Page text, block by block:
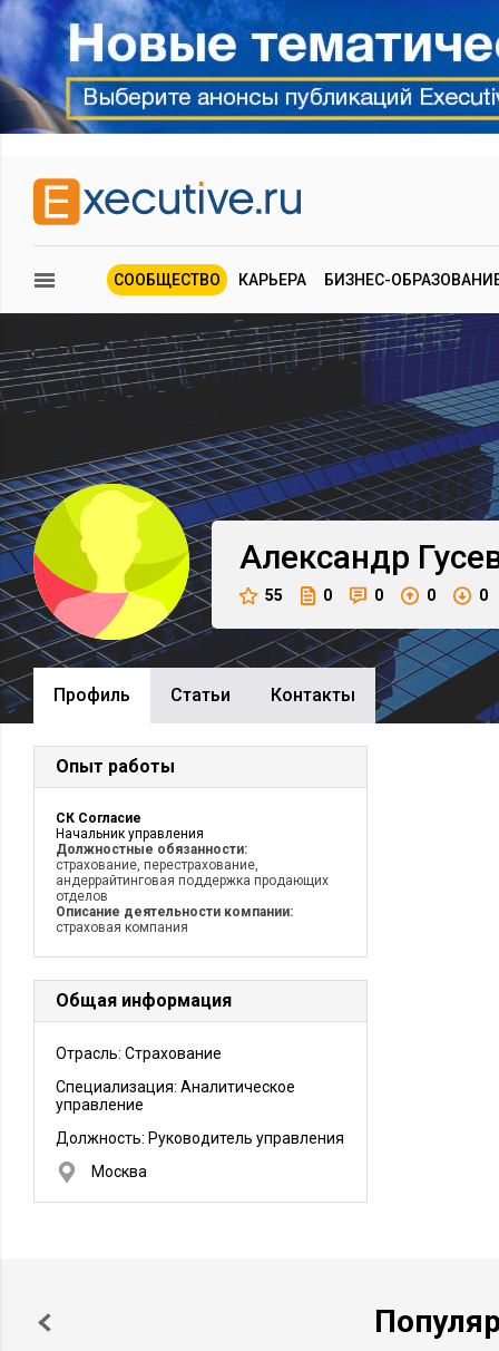
СООБЩЕСТВО КАРЬЕРА БИЗНЕС-
Александр
55 0 0 0 0
Профиль Cтатьи Контакты
Опыт работы
СК Согласие
Начальник управления
Должностные обязанности:
страхование, перестрахование,
андеррайтинговая поддержка продающих
отделов
Описание деятельности компании:
страховая компания
Общая информация
Отрасль: Страхование
Специализация: Аналитическое
управление
Должность: Руководитель управления
Москва